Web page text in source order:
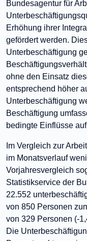
Bundesagentur für
Erhöhung ihrer
gefördert werden.
Unterbeschäftigung
ohne den Einsatz
entsprechend höher
Unterbeschäftigung
Beschäftigung
bedingte Einflüsse
Im Vergleich zur
im Monatsverlauf
Vorjahresvergleich
Statistikservice der
22.552
von 850 Personen
von 329 Personen (-
Die